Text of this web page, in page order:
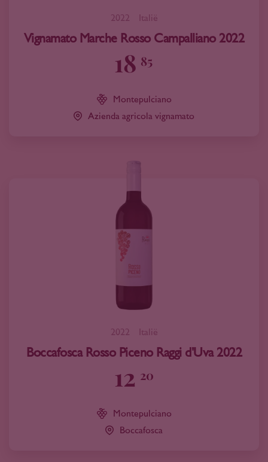
2022 Italië
Vignamato Marche Rosso Campalliano 2022
18 85
Montepulciano
Azienda agricola vignamato
2022 Italië
Boccafosca Rosso Piceno Raggi d'Uva 2022
12 20
Montepulciano
Boccafosca